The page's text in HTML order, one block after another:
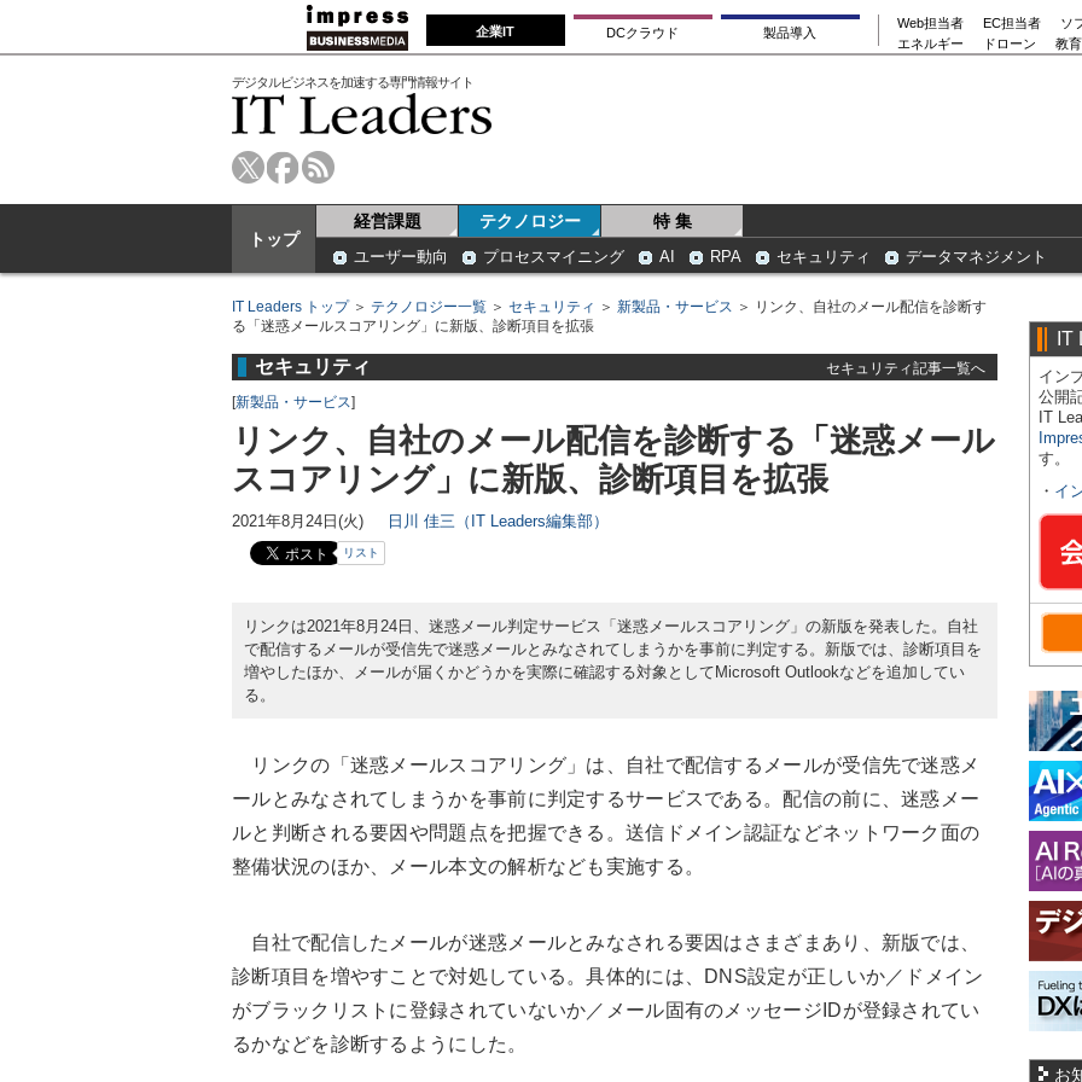
企業IT DCクラウド 製品導入
Web担当者 EC担当者
ソ
エネルギー
ドローン 教
デジタルビジネスを加速する専門情報サイト
トップ
経営課題 テクノロジー 特 集
ユーザー動向 プロセスマイニング AI RPA セキュリティ データマネジメント
IT Leaders トップ＞ テクノロジー一覧 ＞ セキュリティ ＞ 新製品・サービス ＞ リンク、自社のメール配信を診断す
る「迷惑メールスコアリング」に新版、診断項目を拡張
セキュリティ
セキュリティ記事一覧へ
[新製品・サービス]
リンク、自社のメール配信を診断する「迷惑メール
スコアリング」に新版、診断項目を拡張
2021年8月24日(火) 日川 佳三（IT Leaders編集部）
リスト
リンクは2021年8月24日、迷惑メール判定サービス「迷惑メールスコアリング」の新版を発表した。自社
で配信するメールが受信先で迷惑メールとみなされてしまうかを事前に判定する。新版では、診断項目を
増やしたほか、メールが届くかどうかを実際に確認する対象としてMicrosoft Outlookなどを追加してい
る。
リンクの「迷惑メールスコアリング」は、自社で配信するメールが受信先で迷惑メ
ールとみなされてしまうかを事前に判定するサービスである。配信の前に、迷惑メー
ルと判断される要因や問題点を把握できる。送信ドメイン認証などネットワーク面の
整備状況のほか、メール本文の解析なども実施する。
自社で配信したメールが迷惑メールとみなされる要因はさまざまあり、新版では、
診断項目を増やすことで対処している。具体的には、DNS設定が正しいか／ドメイン
がブラックリストに登録されていないか／メール固有のメッセージIDが登録されてい
るかなどを診断するようにした。
IT
イン
公開
IT
す。
・ イ
お